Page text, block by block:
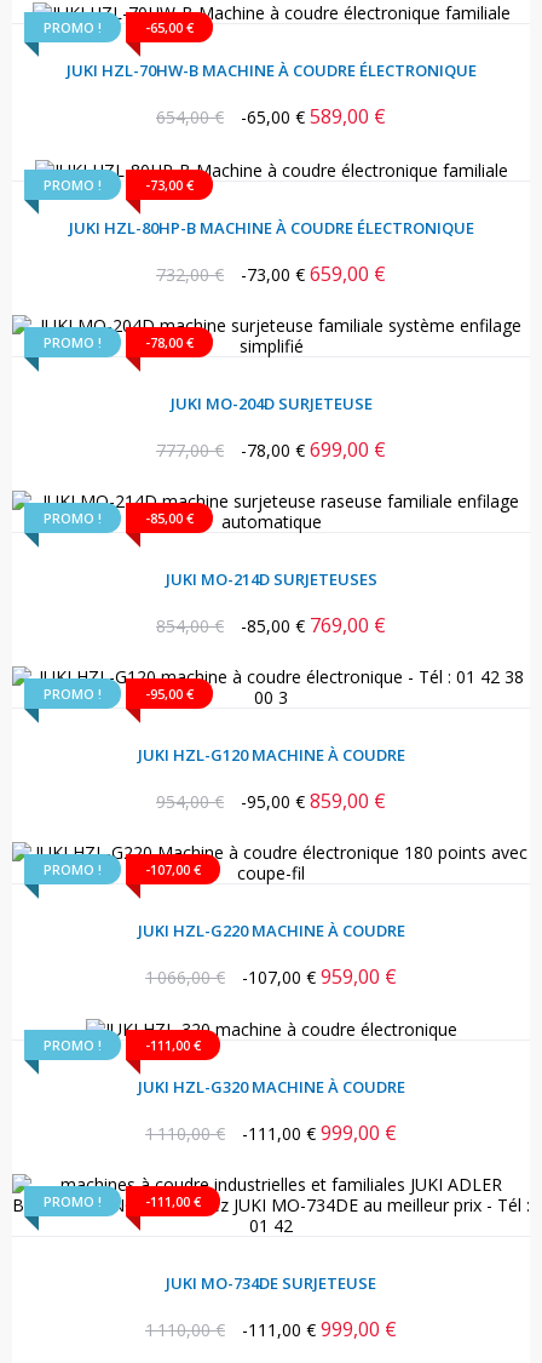
PROMO ! -65,00 €
JUKI HZL-70HW-B MACHINE À COUDRE ÉLECTRONIQUE
Prix
654,00 € -65,00 € Prix
589,00 €
PROMO ! -73,00 €
JUKI HZL-80HP-B MACHINE À COUDRE ÉLECTRONIQUE
Prix
732,00 € -73,00 € Prix
659,00 €
PROMO ! -78,00 €
JUKI MO-204D SURJETEUSE
Prix
777,00 € -78,00 € Prix
699,00 €
PROMO ! -85,00 €
JUKI MO-214D SURJETEUSES
Prix
854,00 € -85,00 € Prix
769,00 €
PROMO ! -95,00 €
JUKI HZL-G120 MACHINE À COUDRE
Prix
954,00 € -95,00 € Prix
859,00 €
PROMO ! -107,00 €
JUKI HZL-G220 MACHINE À COUDRE
Prix
1 066,00 € -107,00 € Prix
959,00 €
PROMO ! -111,00 €
JUKI HZL-G320 MACHINE À COUDRE
Prix
1 110,00 € -111,00 € Prix
999,00 €
PROMO ! -111,00 €
JUKI MO-734DE SURJETEUSE
Prix
1 110,00 € -111,00 € Prix
999,00 €